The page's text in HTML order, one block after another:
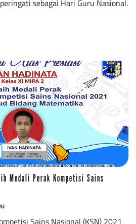
sebagai Hari Guru Nasional.
Medali Perak Kompetisi Sains
Sains Nasional (KSN) 2021